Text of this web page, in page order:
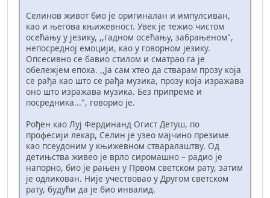
Селинов живот био је оригиналан и импулсиван,
као и његова књижевност. Увек је тежио чистом
осећању у језику, ,,гадном осећању, забрањеном",
непосредној емоцији, као у говорном језику.
Опсесивно се бавио стилом и сматрао га је
обележјем епоха. ,,Ја сам хтео да стварам прозу која
се рађа као што се рађа музика, прозу која изражава
оно што изражава музика. Без припреме и
посредника...", говорио је.
Рођен као Луј Фердинанд Огист Детуш, по
професији лекар, Селин је узео мајчино презиме
као псеудоним у књижевном стваралаштву. Од
детињства живео је врло сиромашно – радио је
напорно, био је рањен у Првом светском рату, затим
је одликован. Није учествовао у Другом светском
рату, будући да је био инвалид.